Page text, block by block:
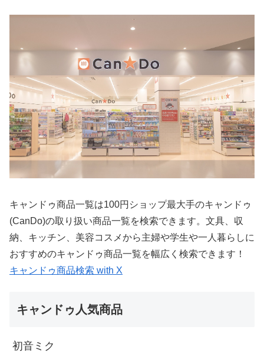
キャンドゥ商品一覧は100円ショップ最大手のキャンドゥ
(CanDo)の取り扱い商品一覧を検索できます。文具、収
納、キッチン、美容コスメから主婦や学生や一人暮らしに
おすすめのキャンドゥ商品一覧を幅広く検索できます！
キャンドゥ商品検索 with X
キャンドゥ人気商品
初音ミク